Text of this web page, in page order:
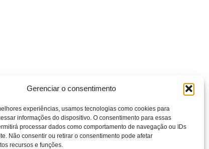
Gerenciar o consentimento
experiências, usamos tecnologias como cookies para
informações do dispositivo. O consentimento para essas
processar dados como comportamento de navegação ou IDs
Não consentir ou retirar o consentimento pode afetar
recursos e funções.